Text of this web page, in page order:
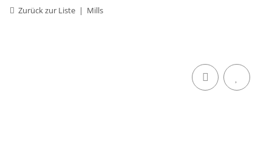
Zurück zur Liste Mills